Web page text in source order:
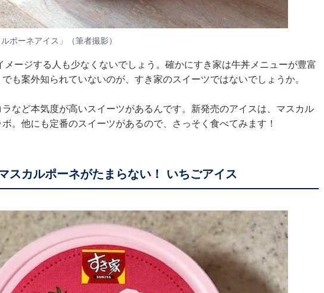
ポーネアイス」（筆者撮影）
メージする人も少なくないでしょう。確かにすき家は牛丼メニューが豊富
も案外知られていないのが、すき家のスイーツではないでしょうか。
など本気度が高いスイーツがあるんです。新発売のアイスは、マスカル
。他にも定番のスイーツがあるので、さっそく食べてみます！
スカルポーネがたまらない！ いちごアイス